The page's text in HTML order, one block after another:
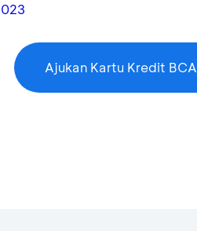
Ajukan Kartu Kredit BCA